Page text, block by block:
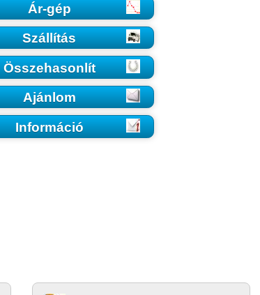
Ár-gép
Szállítás
Összehasonlít
Ajánlom
Információ